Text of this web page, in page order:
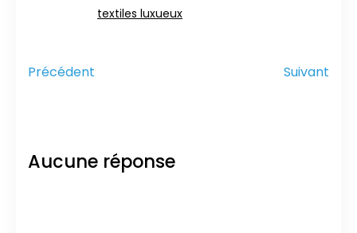
textiles luxueux
Précédent Suivant
Aucune réponse